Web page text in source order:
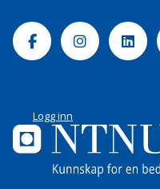
FacebookInstagram
Logg inn